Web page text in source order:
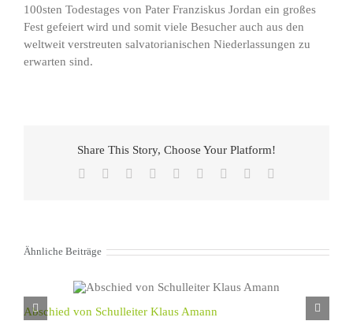
100sten Todestages von Pater Franziskus Jordan ein großes
Fest gefeiert wird und somit viele Besucher auch aus den
weltweit verstreuten salvatorianischen Niederlassungen zu
erwarten sind.
Share This Story, Choose Your Platform!
Facebook Reddit LinkedInWhatsApp
TumblrPinterest
Ähnliche Beiträge
Abschied von Schulleiter Klaus Amann